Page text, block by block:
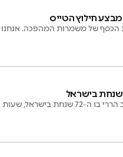
חילוץ הטייס
הכסף של משמרות המהפכה.
מהכלא בוונצואלה